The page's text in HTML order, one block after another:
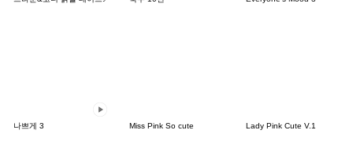
나쁘게 3 Miss Pink So cute Lady Pink Cute V.1